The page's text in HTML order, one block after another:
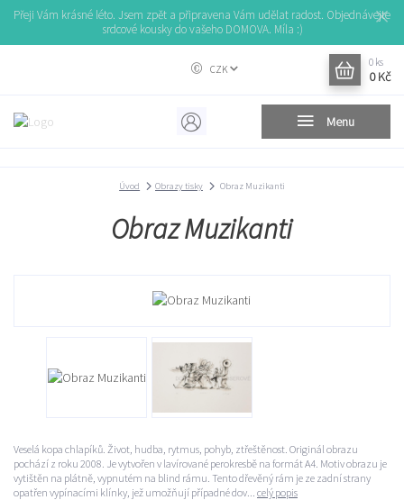
Přeji Vám krásné léto. Jsem zpět a připravena Vám udělat radost. Objednávejte
srdcové kousky do vašeho DOMOVA. Míla :)
Menu
CZK
0 ks
0 Kč
Úvod Obrazy tisky Obraz Muzikanti
Obraz Muzikanti
Veselá kopa chlapíků. Život, hudba, rytmus, pohyb, ztřeštěnost. Originál obrazu
pochází z roku 2008. Je vytvořen v lavírované perokresbě na formát A4. Motiv obrazu je
vytištěn na plátně, vypnutém na blind rámu. Tento dřevěný rám je ze zadní strany
opatřen vypínacími klínky, jež umožňují případné dov... celý popis